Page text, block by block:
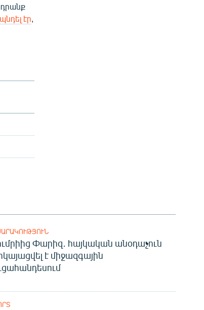
պնդել էր,
Փարիզ․ հայկական անօդաչուն
է միջազգային